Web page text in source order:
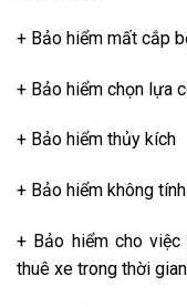
+ Bảo hiểm mất cắp
+ Bảo hiểm chọn lựa
+ Bảo hiểm thủy kích
+ Bảo hiểm không
+ Bảo hiểm cho
thuê xe trong thời gian